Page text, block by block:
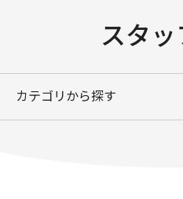
スタ
カテゴリから探す